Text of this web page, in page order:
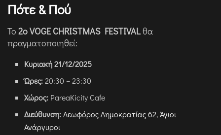
Πότε & Πού
Το 2ο VOGE CHRISTMAS FESTIVALθα
πραγματοποιηθεί:
Κυριακή 21/12/2025
Ώρες:20:30 – 23:30
Χώρος: PareaKicity Cafe
Διεύθυνση: Λεωφόρος Δημοκρατίας 62, Άγιοι
Ανάργυροι